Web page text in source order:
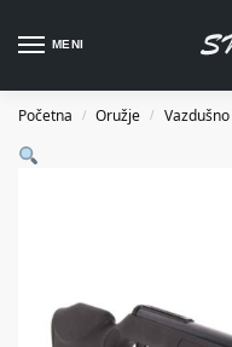
MENI
Početna / Oružje / Vazdušno